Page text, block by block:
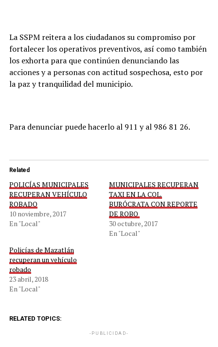
La SSPM reitera a los ciudadanos su compromiso por
fortalecer los operativos preventivos, así como también
los exhorta para que continúen denunciando las
acciones y a personas con actitud sospechosa, esto por
la paz y tranquilidad del municipio.
Para denunciar puede hacerlo al 911 y al 986 81 26.
Related
POLICÍAS MUNICIPALES
RECUPERAN VEHÍCULO
ROBADO
10 noviembre, 2017
En "Local"
MUNICIPALES RECUPERAN
TAXI EN LA COL.
BURÓCRATA CON REPORTE
DE ROBO
30 octubre, 2017
En "Local"
Policías de Mazatlán
recuperan un vehículo
robado
23 abril, 2018
En "Local"
RELATED TOPICS:
-PUBLICIDAD-